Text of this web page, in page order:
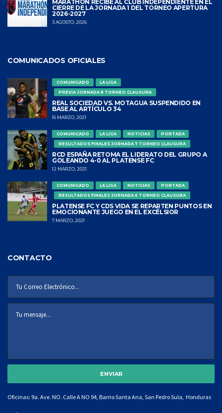
MARATHÓN RECIBE AL CLUB INDEPENDIENTE EN EL
CIERRE DE LA JORNADA 1 DEL TORNEO APERTURA
2026-2027
3 AGOSTO, 2026
COMUNICADOS OFICIALES
COMUNICADO
LA LIGA
PREVIA JORNADA 8 TORNEO CLAUSURA
REAL SOCIEDAD VS. MOTAGUA SUSPENDIDO EN
BASE AL ARTÍCULO 34
16 MARZO, 2021
COMUNICADO LA LIGA NOTICIAS
PORTADA
RESULTADOS FINALES JORNADA 7 TORNEO CLAUSURA
RCD ESPAÑA RETOMA EL LIDERATO DEL GRUPO A
GOLEANDO 4-0 AL PLATENSE FC
12 MARZO, 2021
COMUNICADO LA LIGA NOTICIAS
PORTADA
RESULTADOS FINALES JORNADA 6 TORNEO CLAUSURA
PLATENSE FC Y CDS VIDA SE REPARTEN PUNTOS EN
EMOCIONANTE JUEGO EN EL EXCÉLSIOR
7 MARZO, 2021
CONTACTO
Oficinas: 9a. Ave. NO. Calle A NO 94, Barrio Santa Ana, San Pedro Sula, Honduras